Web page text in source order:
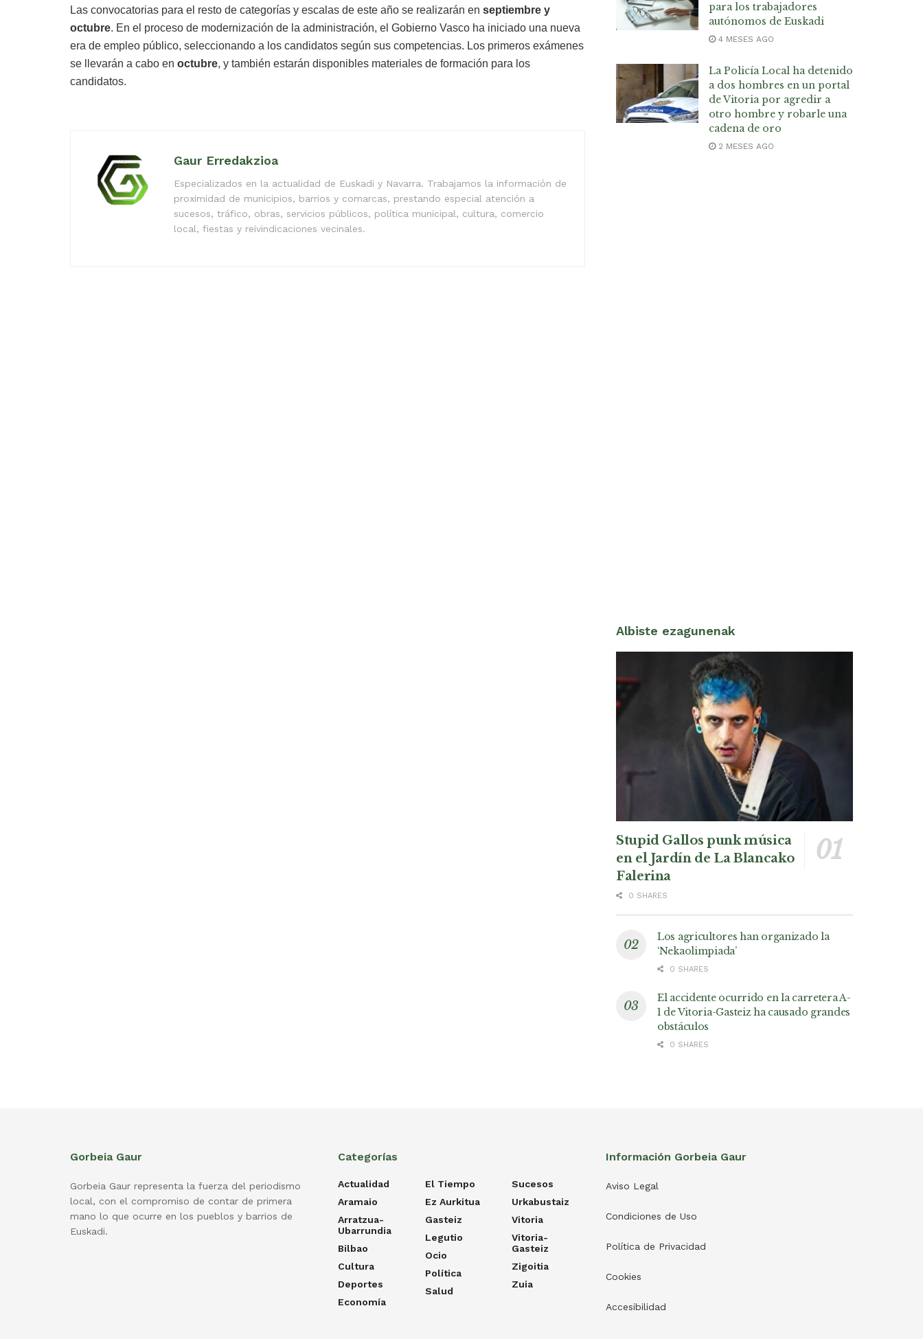
Las convocatorias para el resto de categorías y escalas de este año se realizarán en septiembre y
octubre. En el proceso de modernización de la administración, el Gobierno Vasco ha iniciado una nueva
era de empleo público, seleccionando a los candidatos según sus competencias. Los primeros exámenes
se llevarán a cabo en octubre, y también estarán disponibles materiales de formación para los
candidatos.
Gaur Erredakzioa
Especializados en la actualidad de Euskadi y Navarra. Trabajamos la información de
proximidad de municipios, barrios y comarcas, prestando especial atención a
sucesos, tráfico, obras, servicios públicos, política municipal, cultura, comercio
local, fiestas y reivindicaciones vecinales.
para los trabajadores
autónomos de Euskadi
4 MESES AGO
La Policía Local ha detenido
a dos hombres en un portal
de Vitoria por agredir a
otro hombre y robarle una
cadena de oro
2 MESES AGO
Albiste ezagunenak
Stupid Gallos punk música
en el Jardín de La Blancako
Falerina
0 SHARES
Los agricultores han organizado la
‘Nekaolimpiada’
0 SHARES
El accidente ocurrido en la carretera A-
1 de Vitoria-Gasteiz ha causado grandes
obstáculos
0 SHARES
Gorbeia Gaur
Gorbeia Gaur representa la fuerza del periodismo
local, con el compromiso de contar de primera
mano lo que ocurre en los pueblos y barrios de
Euskadi.
Categorías
Actualidad
Aramaio
Arratzua-
Ubarrundia
Bilbao
Cultura
Deportes
Economía
El Tiempo
Ez Aurkitua
Gasteiz
Legutio
Ocio
Política
Salud
Sucesos
Urkabustaiz
Vitoria
Vitoria-
Gasteiz
Zigoitia
Zuia
Información Gorbeia Gaur
Aviso Legal
Condiciones de Uso
Política de Privacidad
Cookies
Accesibilidad